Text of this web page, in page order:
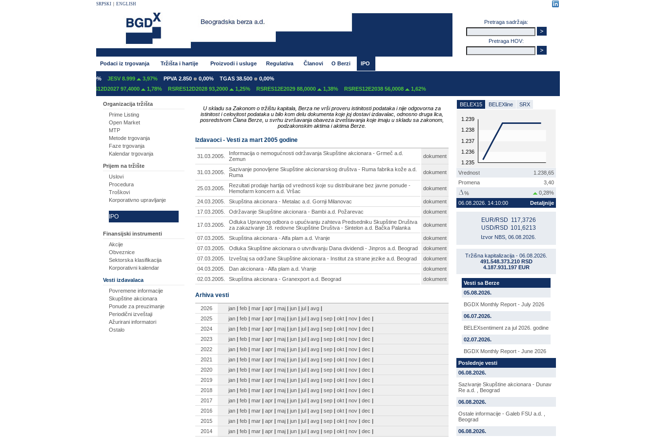
SRPSKI ENGLISH
Pretraga sadržaja:
Pretraga HOV:
Podaci iz trgovanja Tržišta i hartije Proizvodi i usluge Regulativa Članovi O Berzi IPO
0,00% JESV 8.999 3,97% PPVA 2.850 0,00% TGAS 38.500
0,00%
RSRES12D2027 97,4000 1,78% RSRES12D2028 93,2000 1,25% RSRES12E2029 88,0000 1,38% RSRES12E2038 56,0008 1,62%
Organizacija tržišta
Prime Listing
Open Market
MTP
Metode trgovanja
Faze trgovanja
Kalendar trgovanja
Prijem na tržište
Uslovi
Procedura
Troškovi
Korporativno upravljanje
IPO
Finansijski instrumenti
Akcije
Obveznice
Sektorska klasifikacija
Korporativni kalendar
Vesti izdavalaca
Povremene informacije
Skupštine akcionara
Ponude za preuzimanje
Periodični izveštaji
Ažurirani informatori
Ostalo
U skladu sa Zakonom o tržištu kapitala, Berza ne vrši proveru istinitosti podataka i nije odgovorna za
istinitost i celovitost podataka u bilo kom delu dokumenta koje joj dostavi izdavalac, odnosno druga lica,
posredstvom Člana Berze, u svrhu izvršavanja obaveza izveštavanja koje imaju u skladu sa zakonom,
podzakonskim aktima i aktima Berze.
Izdavaoci - Vesti za mart 2005 godine
31.03.2005.
Informacija o nemogućnosti održavanja Skupštine akcionara - Grmeč a.d.
Zemun
dokument
31.03.2005.
Sazivanje ponovljene Skupštine akcionarskog društva - Ruma fabrika kože a.d.
Ruma
dokument
25.03.2005.
Rezultati prodaje hartija od vrednosti koje su distribuirane bez javne ponude -
Hemofarm koncern a.d. Vršac
dokument
24.03.2005. Skupština akcionara - Metalac a.d. Gornji Milanovac
dokument
17.03.2005.
Održavanje Skupštine akcionara - Bambi a.d. Požarevac dokument
17.03.2005.
Odluka Upravnog odbora o upućivanju zahteva Predsedniku Skupštine Društva
za zakazivanje 18. redovne Skupštine Društva - Sintelon a.d. Bačka Palanka
dokument
07.03.2005. Skupština akcionara - Alfa plam a.d. Vranje
dokument
07.03.2005.
Odluka Skupštine akcionara o utvrđivanju Dana dividendi - Jinpros a.d. Beograd
dokument
07.03.2005.
Izveštaj sa održane Skupštine akcionara - Institut za strane jezike a.d. Beograd
dokument
04.03.2005.
Dan akcionara - Alfa plam a.d. Vranje
dokument
02.03.2005.
Skupština akcionara - Granexport a.d. Beograd dokument
Arhiva vesti
2026 jan | feb | mar | apr | maj | jun | jul | avg |
2025
jan | feb | mar | apr | maj | jun | jul | avg | sep | okt | nov | dec |
2024
jan | feb | mar | apr | maj | jun | jul | avg | sep | okt | nov | dec |
2023
jan | feb | mar | apr | maj | jun | jul | avg | sep | okt | nov | dec |
2022
jan | feb | mar | apr | maj | jun | jul | avg | sep | okt | nov | dec |
2021
jan | feb | mar | apr | maj | jun | jul | avg | sep | okt | nov | dec |
2020
jan | feb | mar | apr | maj | jun | jul | avg | sep | okt | nov | dec |
2019
jan | feb | mar | apr | maj | jun | jul | avg | sep | okt | nov | dec |
2018
jan | feb | mar | apr | maj | jun | jul | avg | sep | okt | nov | dec |
2017
jan | feb | mar | apr | maj | jun | jul | avg | sep | okt | nov | dec |
2016
jan | feb | mar | apr | maj | jun | jul | avg | sep | okt | nov | dec |
2015
jan | feb | mar | apr | maj | jun | jul | avg | sep | okt | nov | dec |
2014
jan | feb | mar | apr | maj | jun | jul | avg | sep | okt | nov | dec |
BELEX15 BELEXline SRX
1.235
1.236
1.237
1.238
1.239
Vrednost
1.238,65
Promena
3,40
%
0,28%
06.08.2026. 14:10:00
Detaljnije
EUR/RSD 117,3726
USD/RSD 101,6213
Izvor NBS, 06.08.2026.
Tržišna kapitalizacija - 06.08.2026.
491.548.373.210 RSD
4.187.931.197 EUR
Vesti sa Berze
05.08.2026.
BGDX Monthly Report - July 2026
06.07.2026.
BELEXsentiment za jul 2026. godine
02.07.2026.
BGDX Monthly Report - June 2026
Poslednje vesti
06.08.2026.
Sazivanje Skupštine akcionara - Dunav
Re a.d. , Beograd
06.08.2026.
Ostale informacije - Galeb FSU a.d. ,
Beograd
06.08.2026.